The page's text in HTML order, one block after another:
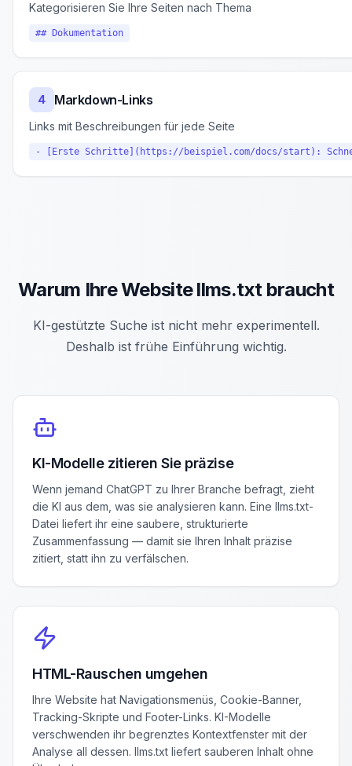
Kategorisieren Sie Ihre Seiten nach Thema
## Dokumentation
4 Markdown-Links
Links mit Beschreibungen für jede Seite
- [Erste Schritte](https://beispiel.com/docs/start):
Warum Ihre Website llms.txt braucht
KI-gestützte Suche ist nicht mehr experimentell.
Deshalb ist frühe Einführung wichtig.
KI-Modelle zitieren Sie präzise
Wenn jemand ChatGPT zu Ihrer Branche befragt, zieht
die KI aus dem, was sie analysieren kann. Eine llms.txt-
Datei liefert ihr eine saubere, strukturierte
Zusammenfassung — damit sie Ihren Inhalt präzise
zitiert, statt ihn zu verfälschen.
HTML-Rauschen umgehen
Ihre Website hat Navigationsmenüs, Cookie-Banner,
Tracking-Skripte und Footer-Links. KI-Modelle
verschwenden ihr begrenztes Kontextfenster mit der
Analyse all dessen. llms.txt liefert sauberen Inhalt ohne